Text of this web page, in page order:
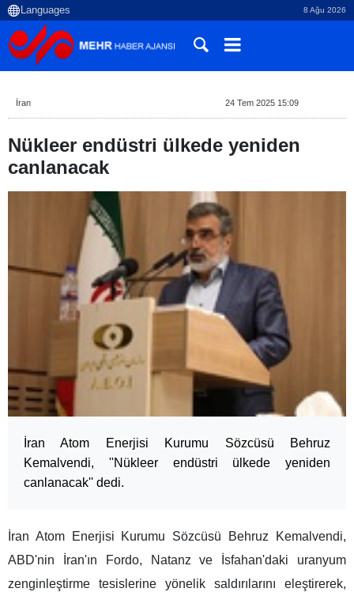
8 Ağu 2026
İran 24 Tem 2025 15:09
Nükleer endüstri ülkede yeniden
canlanacak
İran Atom Enerjisi Kurumu Sözcüsü Behruz
Kemalvendi, ''Nükleer endüstri ülkede yeniden
canlanacak'' dedi.
İran Atom Enerjisi Kurumu Sözcüsü Behruz Kemalvendi,
ABD'nin İran'ın Fordo, Natanz ve İsfahan'daki uranyum
zenginleştirme tesislerine yönelik saldırılarını eleştirerek,